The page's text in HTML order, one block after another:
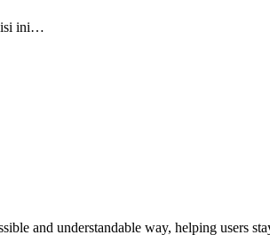
ini…
and understandable way, helping users